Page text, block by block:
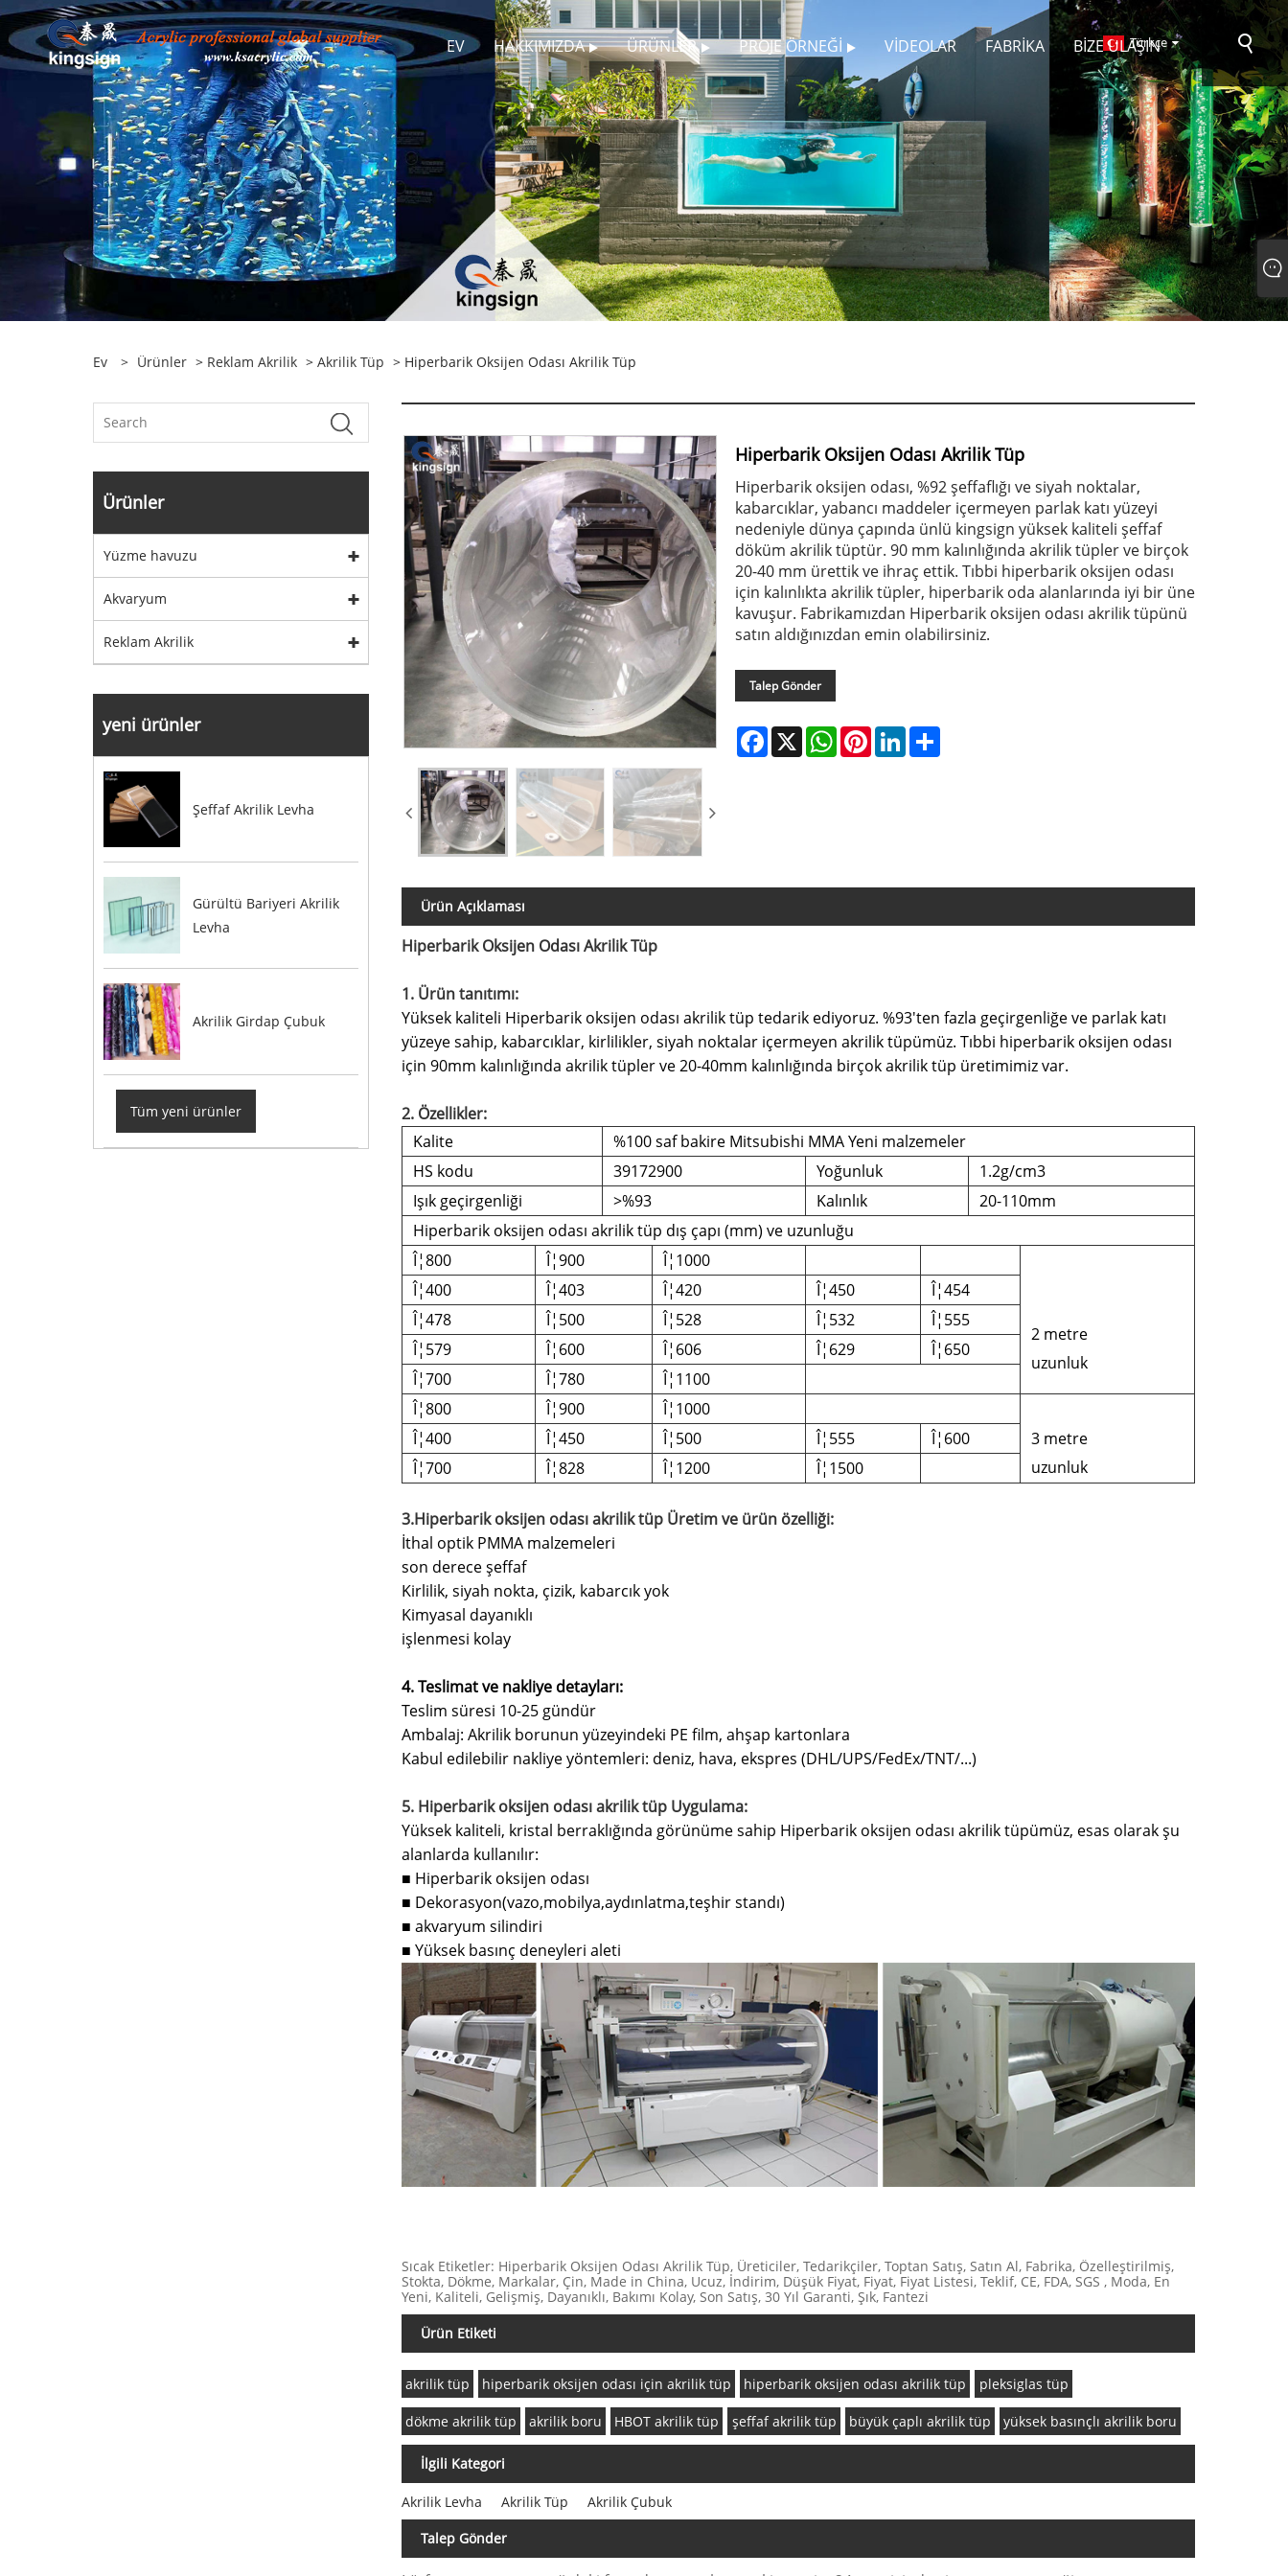
EV HAKKIMIZDA ÜRÜNLER PROJE ÖRNEĞI VIDEOLAR FABRIKA BIZE ULAŞIN
Türkçe
Ev > Ürünler > Reklam Akrilik > Akrilik Tüp > Hiperbarik Oksijen Odası Akrilik Tüp
Ürünler
Yüzme havuzu
Akvaryum
Reklam Akrilik
yeni ürünler
Şeffaf Akrilik Levha
Gürültü Bariyeri Akrilik
Levha
Akrilik Girdap Çubuk
Tüm yeni ürünler
Hiperbarik Oksijen Odası Akrilik Tüp
Hiperbarik oksijen odası, %92 şeffaflığı ve siyah noktalar,
kabarcıklar, yabancı maddeler içermeyen parlak katı yüzeyi
nedeniyle dünya çapında ünlü kingsign yüksek kaliteli şeffaf
döküm akrilik tüptür. 90 mm kalınlığında akrilik tüpler ve birçok
20-40 mm ürettik ve ihraç ettik. Tıbbi hiperbarik oksijen odası
için kalınlıkta akrilik tüpler, hiperbarik oda alanlarında iyi bir üne
kavuşur. Fabrikamızdan Hiperbarik oksijen odası akrilik tüpünü
satın aldığınızdan emin olabilirsiniz.
Talep Gönder
Facebook
X WhatsAppPinterestLinkedInShare
Ürün Açıklaması
Hiperbarik Oksijen Odası Akrilik Tüp
1. Ürün tanıtımı:
Yüksek kaliteli Hiperbarik oksijen odası akrilik tüp tedarik ediyoruz. %93'ten fazla geçirgenliğe ve parlak katı
yüzeye sahip, kabarcıklar, kirlilikler, siyah noktalar içermeyen akrilik tüpümüz. Tıbbi hiperbarik oksijen odası
için 90mm kalınlığında akrilik tüpler ve 20-40mm kalınlığında birçok akrilik tüp üretimimiz var.
2. Özellikler:
Kalite
%100 saf bakire Mitsubishi MMA Yeni malzemeler
HS kodu
39172900 Yoğunluk
1.2g/cm3
Işık geçirgenliği
>%93 Kalınlık
20-110mm
Hiperbarik oksijen odası akrilik tüp dış çapı (mm) ve uzunluğu
Î¦800
Î¦900 Î¦1000
2 metre
uzunluk
Î¦400 Î¦403 Î¦420 Î¦450
Î¦454
Î¦478
Î¦500 Î¦528 Î¦532
Î¦555
Î¦579
Î¦600 Î¦606 Î¦629
Î¦650
Î¦700
Î¦780
Î¦1100
Î¦800
Î¦900
Î¦1000
3 metre
uzunluk
Î¦400 Î¦450 Î¦500 Î¦555
Î¦600
Î¦700
Î¦828 Î¦1200 Î¦1500
3.Hiperbarik oksijen odası akrilik tüp Üretim ve ürün özelliği:
İthal optik PMMA malzemeleri
son derece şeffaf
Kirlilik, siyah nokta, çizik, kabarcık yok
Kimyasal dayanıklı
işlenmesi kolay
4. Teslimat ve nakliye detayları:
Teslim süresi 10-25 gündür
Ambalaj: Akrilik borunun yüzeyindeki PE film, ahşap kartonlara
Kabul edilebilir nakliye yöntemleri: deniz, hava, ekspres (DHL/UPS/FedEx/TNT/...)
5. Hiperbarik oksijen odası akrilik tüp Uygulama:
Yüksek kaliteli, kristal berraklığında görünüme sahip Hiperbarik oksijen odası akrilik tüpümüz, esas olarak şu
alanlarda kullanılır:
■ Hiperbarik oksijen odası
■ Dekorasyon(vazo,mobilya,aydınlatma,teşhir standı)
■ akvaryum silindiri
■ Yüksek basınç deneyleri aleti
Sıcak Etiketler: Hiperbarik Oksijen Odası Akrilik Tüp, Üreticiler, Tedarikçiler, Toptan Satış, Satın Al, Fabrika, Özelleştirilmiş,
Stokta, Dökme, Markalar, Çin, Made in China, Ucuz, İndirim, Düşük Fiyat, Fiyat, Fiyat Listesi, Teklif, CE, FDA, SGS , Moda, En
Yeni, Kaliteli, Gelişmiş, Dayanıklı, Bakımı Kolay, Son Satış, 30 Yıl Garanti, Şık, Fantezi
Ürün Etiketi
akrilik tüp hiperbarik oksijen odası için akrilik tüp hiperbarik oksijen odası akrilik tüp pleksiglas tüp
dökme akrilik tüp akrilik boru HBOT akrilik tüp şeffaf akrilik tüp büyük çaplı akrilik tüp yüksek basınçlı akrilik boru
İlgili Kategori
Akrilik Levha Akrilik Tüp Akrilik Çubuk
Talep Gönder